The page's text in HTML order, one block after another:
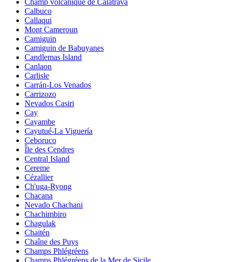
Calbuco
Callaqui
Mont Cameroun
Camiguin
Camiguin de Babuyanes
Candlemas Island
Canlaon
Carlisle
Carrán-Los Venados
Carrizozo
Nevados Casiri
Cay
Cayambe
Cayutué-La Viguería
Ceboruco
Île des Cendres
Central Island
Cereme
Cézallier
Ch'uga-Ryong
Chacana
Nevado Chachani
Chachimbiro
Chagulak
Chaitén
Chaîne des Puys
Champs Phlégréens
Champs Phlégréens de la Mer de Sicile